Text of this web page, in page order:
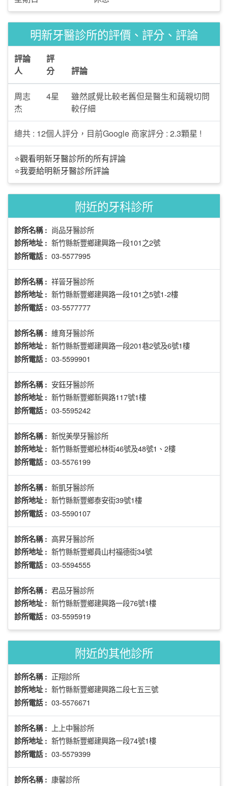
明新牙醫診所的評價、評分、評論
評論
人
評
分
評論
周志
杰
4星
雖然感覺比較老舊但是醫生和藹親切問
較仔細
總共 : 12個人評分，目前Google 商家評分 : 2.3顆星 !
⭐觀看明新牙醫診所的所有評論
⭐我要給明新牙醫診所評論
附近的牙科診所
診所名稱 : 尚品牙醫診所
診所地址 : 新竹縣新豐鄉建興路一段101之2號
診所電話 : 03-5577995
診所名稱 : 祥晉牙醫診所
診所地址 : 新竹縣新豐鄉建興路一段101之5號1-2樓
診所電話 : 03-5577777
診所名稱 : 維育牙醫診所
診所地址 : 新竹縣新豐鄉建興路一段201巷2號及6號1樓
診所電話 : 03-5599901
診所名稱 : 安鈺牙醫診所
診所地址 : 新竹縣新豐鄉新興路117號1樓
診所電話 : 03-5595242
診所名稱 : 新悅美學牙醫診所
診所地址 : 新竹縣新豐鄉松林街46號及48號1、2樓
診所電話 : 03-5576199
診所名稱 : 新凱牙醫診所
診所地址 : 新竹縣新豐鄉泰安街39號1樓
診所電話 : 03-5590107
診所名稱 : 高昇牙醫診所
診所地址 : 新竹縣新豐鄉員山村福德街34號
診所電話 : 03-5594555
診所名稱 : 君品牙醫診所
診所地址 : 新竹縣新豐鄉建興路一段76號1樓
診所電話 : 03-5595919
附近的其他診所
診所名稱 : 正翔診所
診所地址 : 新竹縣新豐鄉建興路二段七五三號
診所電話 : 03-5576671
診所名稱 : 上上中醫診所
診所地址 : 新竹縣新豐鄉建興路一段74號1樓
診所電話 : 03-5579399
診所名稱 : 康馨診所